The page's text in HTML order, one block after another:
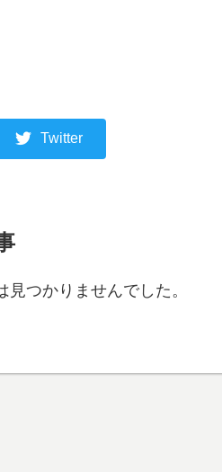
Twitter
見つかりませんでした。